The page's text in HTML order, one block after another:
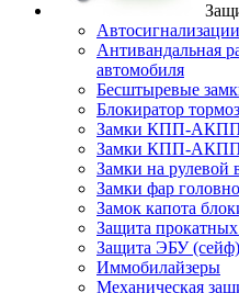
Антивандальная
автомобиля
Бесштыревые
Блокиратор
Замки КПП-АКПП
Замки КПП-АКПП
Замки на рулевой
Замки фар
Замок капота
Защита
Защита ЭБУ (сейф)
Иммобилайзеры
Механическая